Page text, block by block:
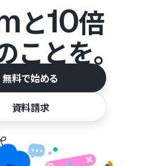
と10倍
ことを。
無料で始める
資料請求